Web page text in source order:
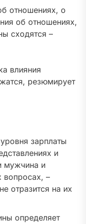
отношениях, о
об отношениях,
сходятся –
влияния
резюмирует
зарплаты
и
мужчина и
–
отразится на их
определяет